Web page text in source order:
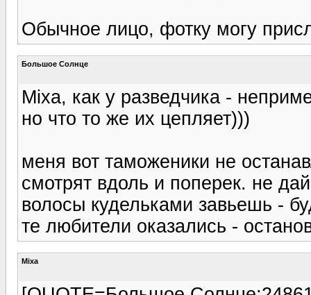
Обычное лицо, фотку могу
Большое Солнце
Mixa, как у разведчика -
но что то же их цепляет)))
меня вот таможеники не
смотрят вдоль и поперек. не
волосы кудельками завьешь -
те любители оказались -
Mixa